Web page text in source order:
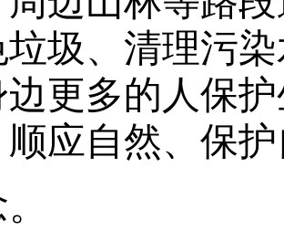
圾、清理污
边更多的人保
顺应自然、保